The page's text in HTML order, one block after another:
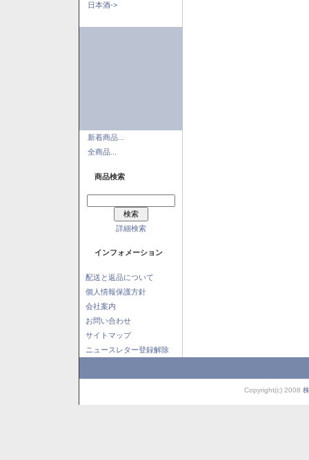
日本酒->
新着商品...
全商品...
商品検索
詳細検索
インフォメーション
配送と返品について
個人情報保護方針
会社案内
お問い合わせ
サイトマップ
ニュースレター登録解除
Copyright(c) 2008